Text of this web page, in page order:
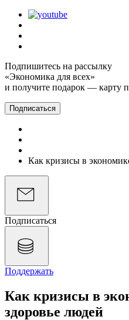
Подпишитесь на рассылку
«Экономика для всех»
и получите подарок — карту
Подписаться
Как кризисы в
Подписаться
Поддержать
Как кризисы в
здоровье людей